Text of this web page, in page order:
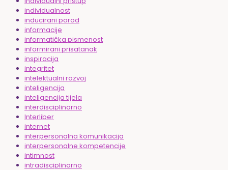
individualnost
inducirani porod
informacije
informatička pismenost
informirani prisatanak
inspiracija
integritet
intelektualni razvoj
inteligencija
inteligencija tijela
interdisciplinarno
Interliber
internet
interpersonalna komunikacija
interpersonalne kompetencije
intimnost
intradisciplinarno